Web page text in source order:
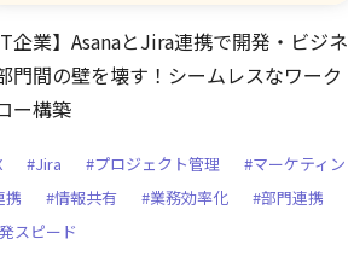
IT企業】AsanaとJira連携で開発・ビジネ
門間の壁を壊す！シームレスなワーク
ー構築
#Jira #プロジェクト管理
#マーケティン
携
#情報共有 #業務効率化
#部門連携
スピード